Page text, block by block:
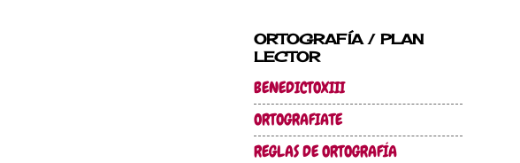
ORTOGRAFÍA / PLAN
LECTOR
BENEDICTOXIII
ORTOGRAFIATE
REGLAS DE ORTOGRAFÍA